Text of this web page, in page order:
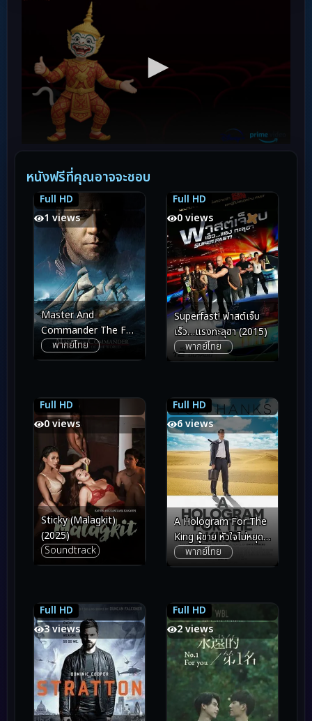
หนังฟรีที่คุณอาจจะชอบ
Full HD
7.2
1 views
7.2
Master And
Commander The Far
Side of the World
(2003) มาสเตอร์ แอนด์
พากย์ไทย
Full HD
7.2
0 views
7.2
Superfast! ฟาสต์เจ็บ
เร็ว…แรงทะลุฮา (2015)
พากย์ไทย
Full HD
7.0
0 views
7.0
Sticky (Malagkit)
(2025)
Soundtrack
Full HD
5.8
6 views
5.8
A Hologram For The
King ผู้ชาย หัวใจไม่หยุด
ฝัน (2016)
พากย์ไทย
Full HD
5.0
3 views
5.0 Full HD
8.0
2 views
8.0